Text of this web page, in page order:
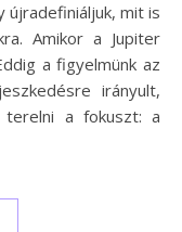
mit is
Amikor a Jupiter
a figyelmünk az
irányult,
a fokuszt: a